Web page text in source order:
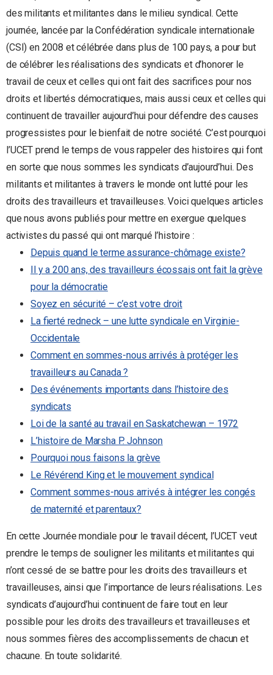
des militants et militantes dans le milieu syndical. Cette
journée, lancée par la Confédération syndicale internationale
(CSI) en 2008 et célébrée dans plus de 100 pays, a pour but
de célébrer les réalisations des syndicats et d’honorer le
travail de ceux et celles qui ont fait des sacrifices pour nos
droits et libertés démocratiques, mais aussi ceux et celles qui
continuent de travailler aujourd’hui pour défendre des causes
progressistes pour le bienfait de notre société. C’est pourquoi
l’UCET prend le temps de vous rappeler des histoires qui font
en sorte que nous sommes les syndicats d’aujourd’hui. Des
militants et militantes à travers le monde ont lutté pour les
droits des travailleurs et travailleuses. Voici quelques articles
que nous avons publiés pour mettre en exergue quelques
activistes du passé qui ont marqué l’histoire :
Depuis quand le terme assurance-chômage existe?
Il y a 200 ans, des travailleurs écossais ont fait la grève
pour la démocratie
Soyez en sécurité – c’est votre droit
La fierté redneck – une lutte syndicale en Virginie-
Occidentale
Comment en sommes-nous arrivés à protéger les
travailleurs au Canada ?
Des événements importants dans l’histoire des
syndicats
Loi de la santé au travail en Saskatchewan – 1972
L’histoire de Marsha P. Johnson
Pourquoi nous faisons la grève
Le Révérend King et le mouvement syndical
Comment sommes-nous arrivés à intégrer les congés
de maternité et parentaux?
En cette Journée mondiale pour le travail décent, l’UCET veut
prendre le temps de souligner les militants et militantes qui
n’ont cessé de se battre pour les droits des travailleurs et
travailleuses, ainsi que l’importance de leurs réalisations. Les
syndicats d’aujourd’hui continuent de faire tout en leur
possible pour les droits des travailleurs et travailleuses et
nous sommes fières des accomplissements de chacun et
chacune. En toute solidarité.